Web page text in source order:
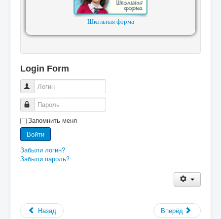
Школьная форма
Login Form
Логин
Пароль
Запомнить меня
Войти
Забыли логин?
Забыли пароль?
Назад Вперёд